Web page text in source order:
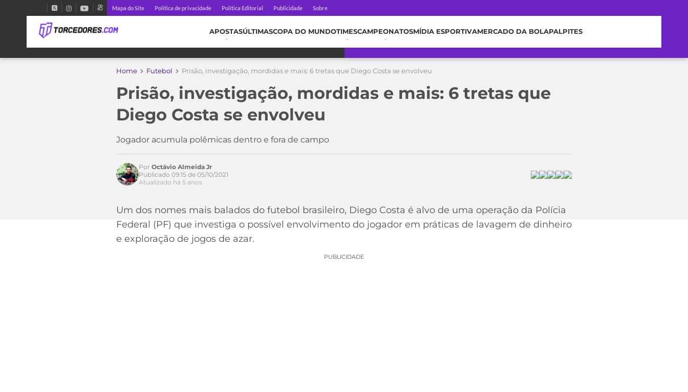
Mapa do Site Política de privacidade Política Editorial Publicidade Sobre
APOSTASÚLTIMASCOPA DO MUNDOTIMESCAMPEONATOSMÍDIA ESPORTIVAMERCADO DA BOLAPALPITES
Home Futebol Prisão, investigação, mordidas e mais: 6 tretas que Diego Costa se envolveu
Prisão, investigação, mordidas e mais: 6 tretas que
Diego Costa se envolveu
Jogador acumula polêmicas dentro e fora de campo
Acesse o perfil do autor
Por Octávio Almeida Jr
Publicado 09:15 de 05/10/2021
Atualizado há 5 anos
Um dos nomes mais balados do futebol brasileiro, Diego Costa é alvo de uma operação da Polícia
Federal (PF) que investiga o possível envolvimento do jogador em práticas de lavagem de dinheiro
e exploração de jogos de azar.
PUBLICIDADE